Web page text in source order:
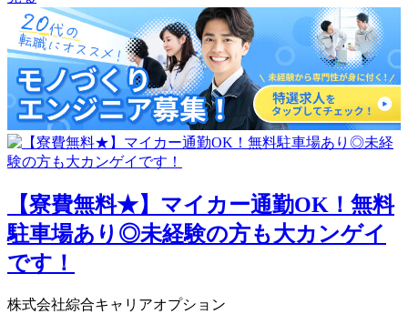
【寮費無料★】マイカー通勤OK！無料
駐車場あり◎未経験の方も大カンゲイ
です！
株式会社綜合キャリアオプション